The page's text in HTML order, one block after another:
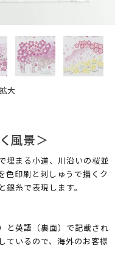
大
風景＞
埋まる小道、川沿いの桜並
色印刷と刺しゅうで描くク
糸で表現します。
と英語（裏面）で記載され
ているので、海外のお客様